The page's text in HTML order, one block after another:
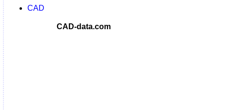
CAD
CAD-data.com